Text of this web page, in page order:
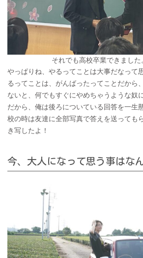
それでも高校卒業できました
やっぱりね、やるってことは大事だなって
るってことは、がんばったってことだから
ないと、何でもすぐにやめちゃうような奴
だから、俺は後ろについている回答を一生
校の時は友達に全部写真で答えを送っても
き写したよ！
今、大人になって思う事はな